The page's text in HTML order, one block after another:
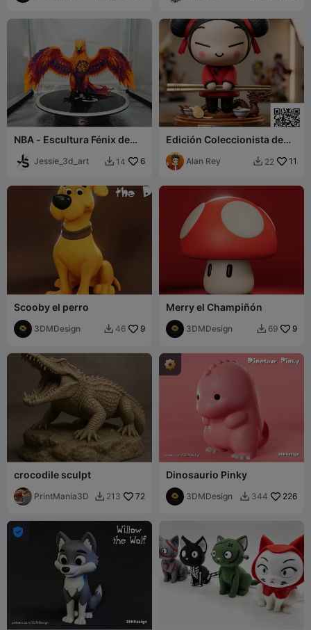
NBA - Escultura Fénix de
Jessie_3d_art  14 6
Edición Coleccionista de
Pucca - Figurilla 3D
Alan Rey  22 11
Scooby el perro
3DMDesign  46 9
Merry el Champiñón
3DMDesign  69 9
crocodile sculpt
PrintMania3D  213 72
Dinosaurio Pinky
3DMDesign  344 226
